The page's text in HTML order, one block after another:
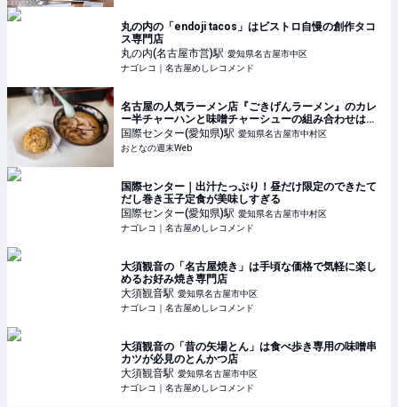
丸の内の「endoji tacos」はビストロ自慢の創作タコ
ス専門店
丸の内(名古屋市営)駅 愛知県名古屋市中区
ナゴレコ｜名古屋めしレコメンド
名古屋の人気ラーメン店『ごきげんラーメン』のカレ
ー半チャーハンと味噌チャーシューの組み合わせは大
正解！
国際センター(愛知県)駅 愛知県名古屋市中村区
おとなの週末Web
国際センター｜出汁たっぷり！昼だけ限定のできたて
だし巻き玉子定食が美味しすぎる
国際センター(愛知県)駅 愛知県名古屋市中村区
ナゴレコ｜名古屋めしレコメンド
大須観音の「名古屋焼き」は手頃な価格で気軽に楽し
めるお好み焼き専門店
大須観音駅 愛知県名古屋市中区
ナゴレコ｜名古屋めしレコメンド
大須観音の「昔の矢場とん」は食べ歩き専用の味噌串
カツが必見のとんかつ店
大須観音駅 愛知県名古屋市中区
ナゴレコ｜名古屋めしレコメンド